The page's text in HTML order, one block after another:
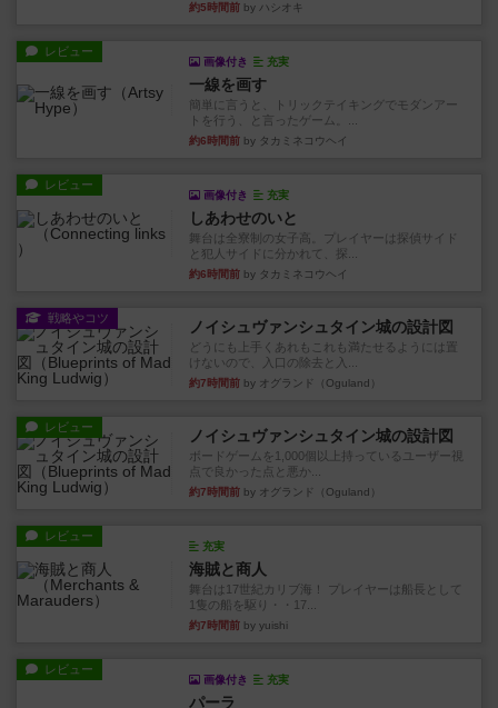
約5時間前 by ハシオキ
レビュー
画像付き 充実
一線を画す
簡単に言うと、トリックテイキングでモダンアー
トを行う、と言ったゲーム。...
約6時間前 by タカミネコウヘイ
レビュー
画像付き 充実
しあわせのいと
舞台は全寮制の女子高。プレイヤーは探偵サイド
と犯人サイドに分かれて、探...
約6時間前 by タカミネコウヘイ
戦略やコツ ノイシュヴァンシュタイン城の設計図
どうにも上手くあれもこれも満たせるようには置
けないので、入口の除去と入...
約7時間前 by オグランド（Oguland）
レビュー ノイシュヴァンシュタイン城の設計図
ボードゲームを1,000個以上持っているユーザー視
点で良かった点と悪か...
約7時間前 by オグランド（Oguland）
レビュー
充実
海賊と商人
舞台は17世紀カリブ海！ プレイヤーは船長として
1隻の船を駆り・・17...
約7時間前 by yuishi
レビュー
画像付き 充実
パーラ